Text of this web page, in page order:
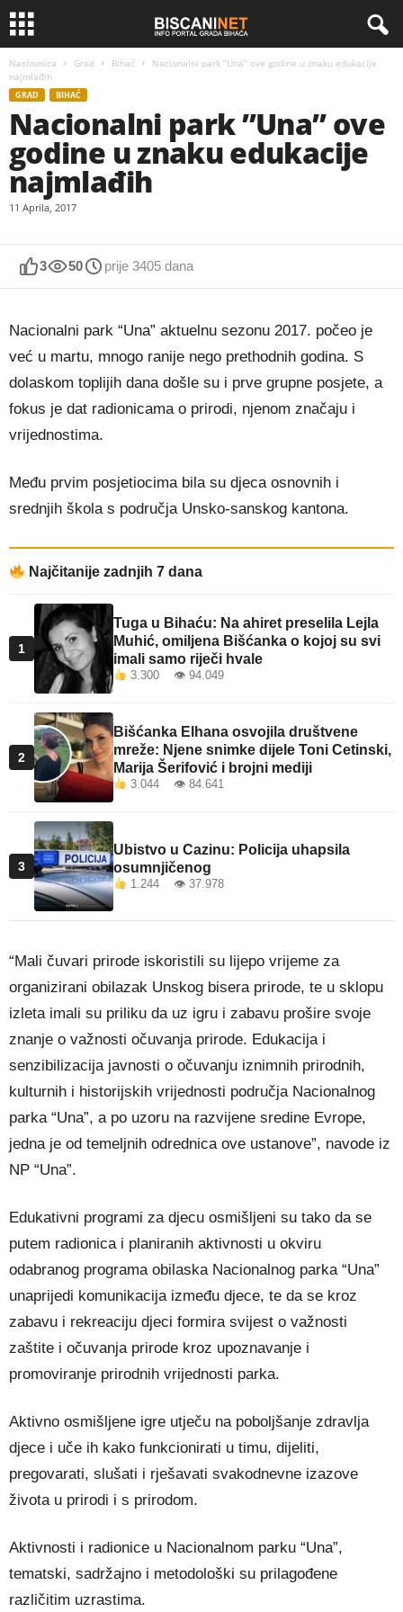
Naslovnica Grad Bihać
Nacionalni park ”Una” ove godine u znaku edukacije
najmlađih
GRAD BIHAĆ
Nacionalni park ”Una” ove
godine u znaku edukacije
najmlađih
11 Aprila, 2017
3 50 prije 3405 dana
Nacionalni park “Una” aktuelnu sezonu 2017. počeo je
već u martu, mnogo ranije nego prethodnih godina. S
dolaskom toplijih dana došle su i prve grupne posjete, a
fokus je dat radionicama o prirodi, njenom značaju i
vrijednostima.
Među prvim posjetiocima bila su djeca osnovnih i
srednjih škola s područja Unsko-sanskog kantona.
Najčitanije zadnjih 7 dana
1
Tuga u Bihaću: Na ahiret preselila Lejla
Muhić, omiljena Bišćanka o kojoj su svi
imali samo riječi hvale
3.300 👁 94.049
2
Bišćanka Elhana osvojila društvene
mreže: Njene snimke dijele Toni Cetinski,
Marija Šerifović i brojni mediji
3.044 👁 84.641
3
Ubistvo u Cazinu: Policija uhapsila
osumnjičenog
1.244 👁 37.978
“Mali čuvari prirode iskoristili su lijepo vrijeme za
organizirani obilazak Unskog bisera prirode, te u sklopu
izleta imali su priliku da uz igru i zabavu prošire svoje
znanje o važnosti očuvanja prirode. Edukacija i
senzibilizacija javnosti o očuvanju iznimnih prirodnih,
kulturnih i historijskih vrijednosti područja Nacionalnog
parka “Una”, a po uzoru na razvijene sredine Evrope,
jedna je od temeljnih odrednica ove ustanove”, navode iz
NP “Una”.
Edukativni programi za djecu osmišljeni su tako da se
putem radionica i planiranih aktivnosti u okviru
odabranog programa obilaska Nacionalnog parka “Una”
unaprijedi komunikacija između djece, te da se kroz
zabavu i rekreaciju djeci formira svijest o važnosti
zaštite i očuvanja prirode kroz upoznavanje i
promoviranje prirodnih vrijednosti parka.
Aktivno osmišljene igre utječu na poboljšanje zdravlja
djece i uče ih kako funkcionirati u timu, dijeliti,
pregovarati, slušati i rješavati svakodnevne izazove
života u prirodi i s prirodom.
Aktivnosti i radionice u Nacionalnom parku “Una”,
tematski, sadržajno i metodološki su prilagođene
različitim uzrastima.